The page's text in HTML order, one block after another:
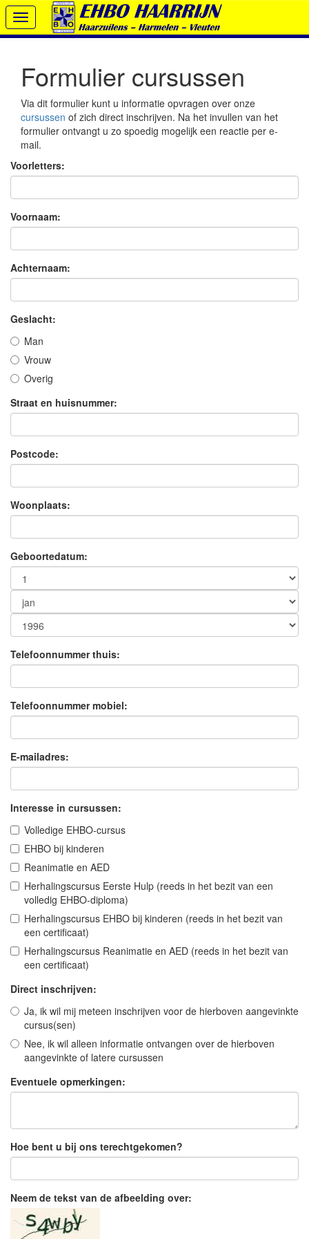
Toggle
navigation
Formulier cursussen
Via dit formulier kunt u informatie opvragen over onze
cursussen of zich direct inschrijven. Na het invullen van het
formulier ontvangt u zo spoedig mogelijk een reactie per e-
mail.
Voorletters:
Voornaam:
Achternaam:
Geslacht:
Man
Vrouw
Overig
Straat en huisnummer:
Postcode:
Woonplaats:
Geboortedatum:
Telefoonnummer thuis:
Telefoonnummer mobiel:
E-mailadres:
Interesse in cursussen:
Volledige EHBO-cursus
EHBO bij kinderen
Reanimatie en AED
Herhalingscursus Eerste Hulp (reeds in het bezit van een
volledig EHBO-diploma)
Herhalingscursus EHBO bij kinderen (reeds in het bezit van
een certificaat)
Herhalingscursus Reanimatie en AED (reeds in het bezit van
een certificaat)
Direct inschrijven:
Ja, ik wil mij meteen inschrijven voor de hierboven aangevinkte
cursus(sen)
Nee, ik wil alleen informatie ontvangen over de hierboven
aangevinkte of latere cursussen
Eventuele opmerkingen:
Hoe bent u bij ons terechtgekomen?
Neem de tekst van de afbeelding over: